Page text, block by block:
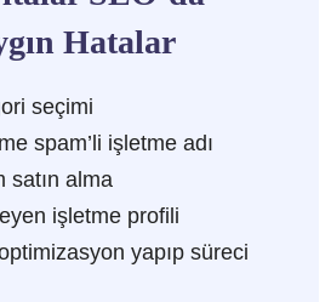
Hatalar
seçimi
spam’li işletme adı
satın alma
işletme profili
yapıp süreci